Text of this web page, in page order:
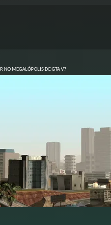
NO MEGALÓPOLIS DE GTA V?